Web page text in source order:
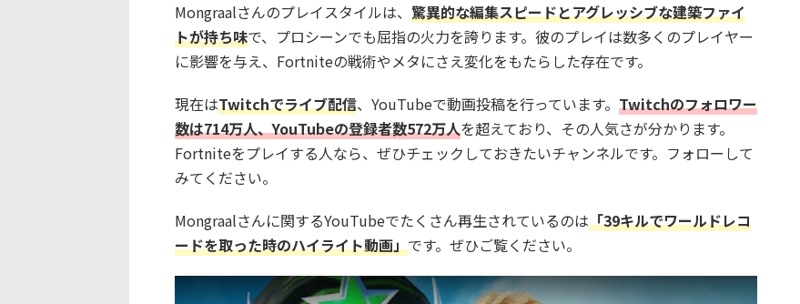
Mongraalさんのプレイスタイルは、 驚異的な編集スピードとアグレッシブな建築ファイ
トが持ち味で、プロシーンでも屈指の火力を誇ります。彼のプレイは数多くのプレイヤー
に影響を与え、Fortniteの戦術やメタにさえ変化をもたらした存在です。
現在はTwitchでライブ配信、YouTubeで動画投稿を行っています。 Twitchのフォロワー
数は714万人、YouTubeの登録者数572万人を超えており、その人気さが分かります。
Fortniteをプレイする人なら、ぜひチェックしておきたいチャンネルです。フォローして
みてください。
Mongraalさんに関するYouTubeでたくさん再生されているのは「39キルでワールドレコ
ードを取った時のハイライト動画」です。ぜひご覧ください。